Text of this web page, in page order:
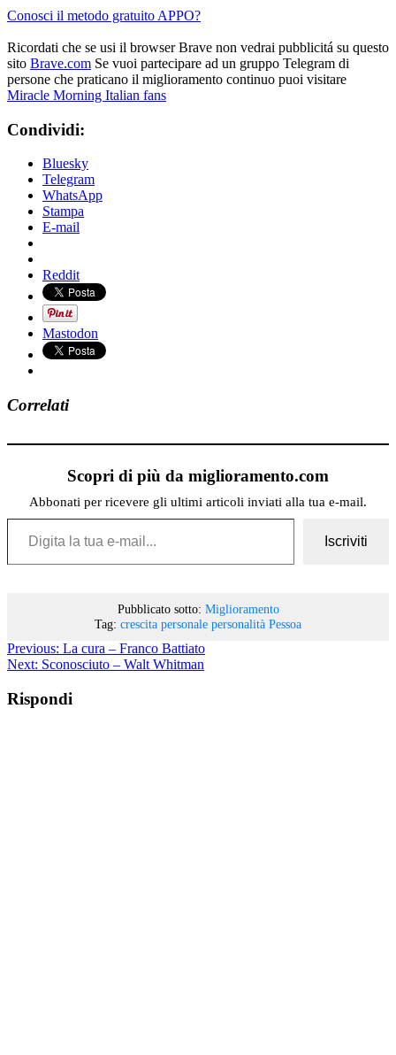
Conosci il metodo gratuito APPO?
Ricordati che se usi il browser Brave non vedrai pubblicitá su questo
sito Brave.com Se vuoi partecipare ad un gruppo Telegram di
persone che praticano il miglioramento continuo puoi visitare
Miracle Morning Italian fans
Condividi:
Bluesky
Telegram
WhatsApp
Stampa
E-mail
Reddit
Mastodon
Correlati
Scopri di più da miglioramento.com
Abbonati per ricevere gli ultimi articoli inviati alla tua e-mail.
Digita la tua e-mail...
Iscriviti
Pubblicato sotto: Miglioramento
Tag: crescita personale personalità Pessoa
Previous: La cura – Franco Battiato
Next: Sconosciuto – Walt Whitman
Rispondi